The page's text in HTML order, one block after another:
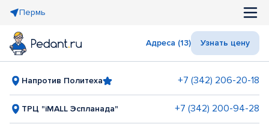
Пермь
Адреса (13) Узнать цену
Напротив Политеха +7 (342) 206-20-18
ТРЦ "iMALL Эспланада" +7 (342) 200-94-28